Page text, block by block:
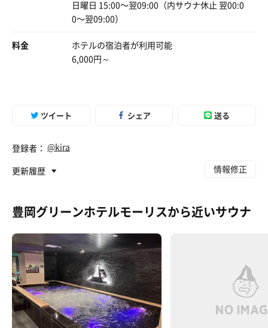
日曜日 15:00〜翌09:00（内サウナ休止 翌00:0
0〜翌09:00）
料金
ホテルの宿泊者が利用可能
6,000円～
ツイート シェア 送る
登録者： @kira
更新履歴
情報修正
豊岡グリーンホテルモーリスから近いサウナ